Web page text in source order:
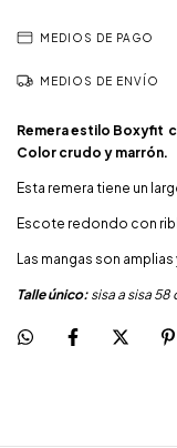
MEDIOS DE PAGO
MEDIOS DE ENVÍO
Remera estilo Boxyfit
Color crudo y marrón.
Esta remera tiene un
Escote redondo con
Las mangas son
Talle único: sisa a sisa